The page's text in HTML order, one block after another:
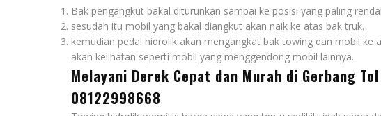
Bak pengangkut bakal diturunkan sampai ke posisi yang paling
sesudah itu mobil yang bakal diangkut akan naik ke atas bak truk.
kemudian pedal hidrolik akan mengangkat bak towing dan mobil
akan kelihatan seperti mobil yang menggendong mobil lainnya.
Melayani Derek Cepat dan Murah di Gerbang
08122998668